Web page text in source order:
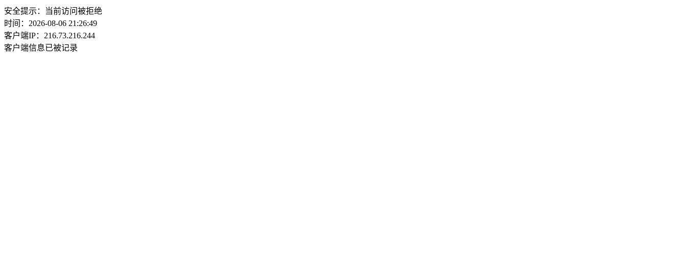
安全提示：当前访问被拒绝
时间：2026-08-06 21:26:49
客户端IP：216.73.216.244
客户端信息已被记录